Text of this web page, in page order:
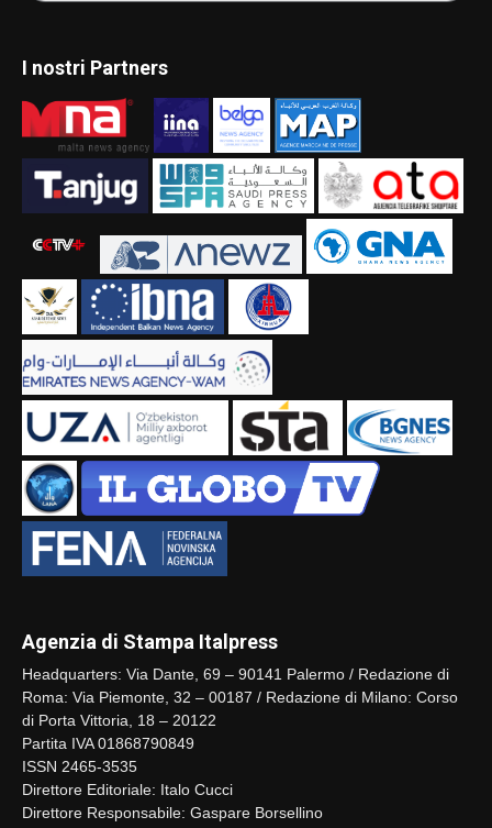
I nostri Partners
Agenzia di Stampa Italpress
Headquarters: Via Dante, 69 – 90141 Palermo / Redazione di
Roma: Via Piemonte, 32 – 00187 / Redazione di Milano: Corso
di Porta Vittoria, 18 – 20122
Partita IVA 01868790849
ISSN 2465-3535
Direttore Editoriale: Italo Cucci
Direttore Responsabile: Gaspare Borsellino